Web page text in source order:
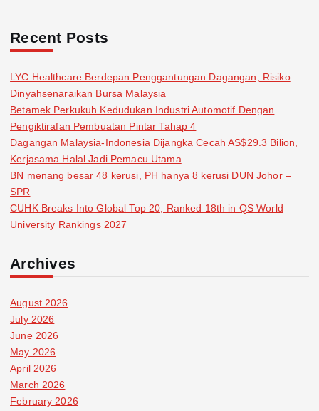
Recent Posts
LYC Healthcare Berdepan Penggantungan Dagangan, Risiko
Dinyahsenaraikan Bursa Malaysia
Betamek Perkukuh Kedudukan Industri Automotif Dengan
Pengiktirafan Pembuatan Pintar Tahap 4
Dagangan Malaysia-Indonesia Dijangka Cecah AS$29.3 Bilion,
Kerjasama Halal Jadi Pemacu Utama
BN menang besar 48 kerusi, PH hanya 8 kerusi DUN Johor –
SPR
CUHK Breaks Into Global Top 20, Ranked 18th in QS World
University Rankings 2027
Archives
August 2026
July 2026
June 2026
May 2026
April 2026
March 2026
February 2026